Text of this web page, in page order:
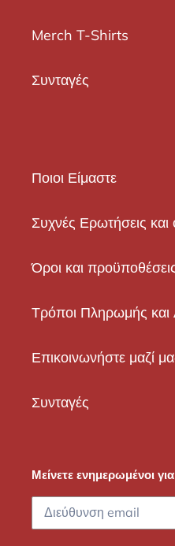
Merch T-Shirts
Συνταγές
Ποιοι Είμαστε
Συχνές Ερωτήσεις και
Όροι και
Τρόποι Πληρωμής και
Επικοινωνήστε μαζί
Συνταγές
Μείνετε ενημερωμένοι